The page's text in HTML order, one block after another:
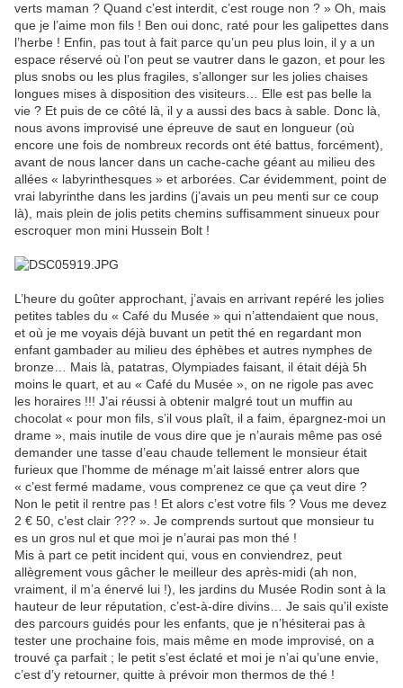
verts maman ? Quand c’est interdit, c’est rouge non ? » Oh, mais
que je l’aime mon fils ! Ben oui donc, raté pour les galipettes dans
l’herbe ! Enfin, pas tout à fait parce qu’un peu plus loin, il y a un
espace réservé où l’on peut se vautrer dans le gazon, et pour les
plus snobs ou les plus fragiles, s’allonger sur les jolies chaises
longues mises à disposition des visiteurs… Elle est pas belle la
vie ? Et puis de ce côté là, il y a aussi des bacs à sable. Donc là,
nous avons improvisé une épreuve de saut en longueur (où
encore une fois de nombreux records ont été battus, forcément),
avant de nous lancer dans un cache-cache géant au milieu des
allées « labyrinthesques » et arborées. Car évidemment, point de
vrai labyrinthe dans les jardins (j’avais un peu menti sur ce coup
là), mais plein de jolis petits chemins suffisamment sinueux pour
escroquer mon mini Hussein Bolt !
L’heure du goûter approchant, j’avais en arrivant repéré les jolies
petites tables du « Café du Musée » qui n’attendaient que nous,
et où je me voyais déjà buvant un petit thé en regardant mon
enfant gambader au milieu des éphèbes et autres nymphes de
bronze… Mais là, patatras, Olympiades faisant, il était déjà 5h
moins le quart, et au « Café du Musée », on ne rigole pas avec
les horaires !!! J’ai réussi à obtenir malgré tout un muffin au
chocolat « pour mon fils, s’il vous plaît, il a faim, épargnez-moi un
drame », mais inutile de vous dire que je n’aurais même pas osé
demander une tasse d’eau chaude tellement le monsieur était
furieux que l’homme de ménage m’ait laissé entrer alors que
« c’est fermé madame, vous comprenez ce que ça veut dire ?
Non le petit il rentre pas ! Et alors c’est votre fils ? Vous me devez
2 € 50, c’est clair ??? ». Je comprends surtout que monsieur tu
es un gros nul et que moi je n’aurai pas mon thé !
Mis à part ce petit incident qui, vous en conviendrez, peut
allègrement vous gâcher le meilleur des après-midi (ah non,
vraiment, il m’a énervé lui !), les jardins du Musée Rodin sont à la
hauteur de leur réputation, c’est-à-dire divins… Je sais qu’il existe
des parcours guidés pour les enfants, que je n’hésiterai pas à
tester une prochaine fois, mais même en mode improvisé, on a
trouvé ça parfait ; le petit s’est éclaté et moi je n’ai qu’une envie,
c’est d’y retourner, quitte à prévoir mon thermos de thé !